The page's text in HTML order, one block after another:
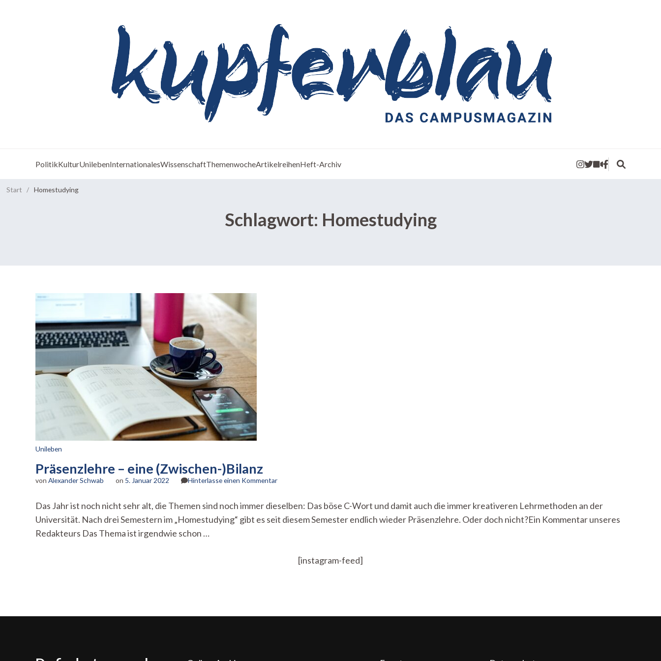
PolitikKulturUnilebenInternationalesWissenschaftThemenwocheArtikelreihenHeft-Archiv
Start / Homestudying
Schlagwort: Homestudying
Unileben
Präsenzlehre – eine (Zwischen-)Bilanz
von Alexander Schwab on 5. Januar 2022 Hinterlasse einen Kommentarzu
eine
(Zwischen-)Bilanz
Das Jahr ist noch nicht sehr alt, die Themen sind noch immer dieselben: Das böse C-Wort und damit auch die immer kreativeren Lehrmethoden an der
Universität. Nach drei Semestern im „Homestudying“ gibt es seit diesem Semester endlich wieder Präsenzlehre. Oder doch nicht?Ein Kommentar unseres
Redakteurs Das Thema ist irgendwie schon …
[instagram-feed]